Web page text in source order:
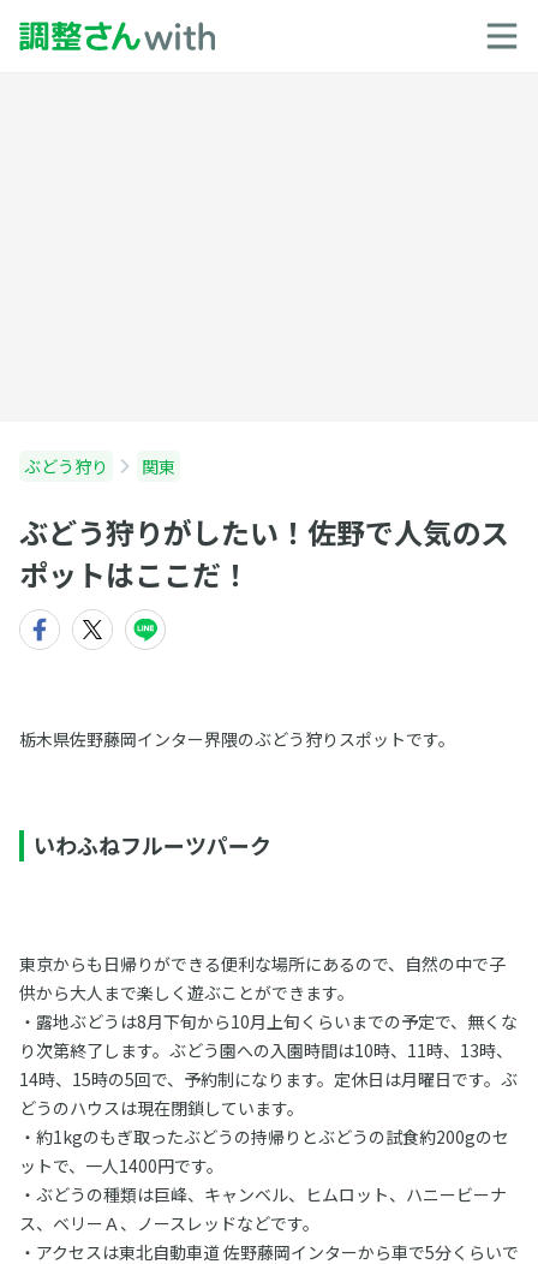
ぶどう狩り 関東
ぶどう狩りがしたい！佐野で人気のス
ポットはここだ！
栃木県佐野藤岡インター界隈のぶどう狩りスポットです。
いわふねフルーツパーク
東京からも日帰りができる便利な場所にあるので、自然の中で子
供から大人まで楽しく遊ぶことができます。
・露地ぶどうは8月下旬から10月上旬くらいまでの予定で、無くな
り次第終了します。ぶどう園への入園時間は10時、11時、13時、
14時、15時の5回で、予約制になります。定休日は月曜日です。ぶ
どうのハウスは現在閉鎖しています。
・約1kgのもぎ取ったぶどうの持帰りとぶどうの試食約200gのセ
ットで、一人1400円です。
・ぶどうの種類は巨峰、キャンベル、ヒムロット、ハニービーナ
ス、ベリーＡ、ノースレッドなどです。
・アクセスは東北自動車道 佐野藤岡インターから車で5分くらいで